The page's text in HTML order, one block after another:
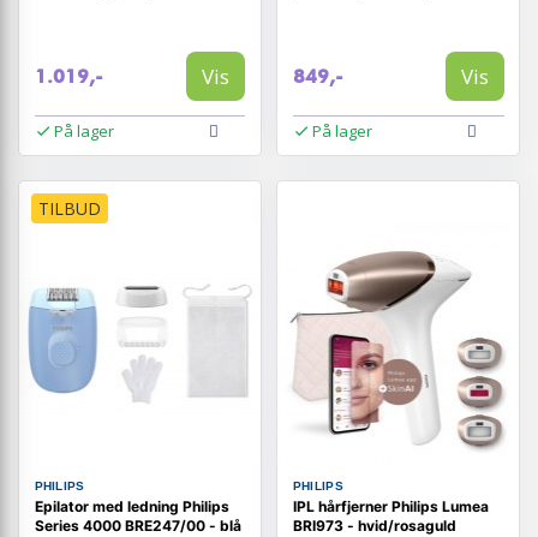
1.019,- Vis
På lager
849,- Vis
På lager
TILBUD
PHILIPS
Epilator med ledning Philips
Series 4000 BRE247/00 - blå
PHILIPS
IPL hårfjerner Philips Lumea
BRI973 - hvid/rosaguld